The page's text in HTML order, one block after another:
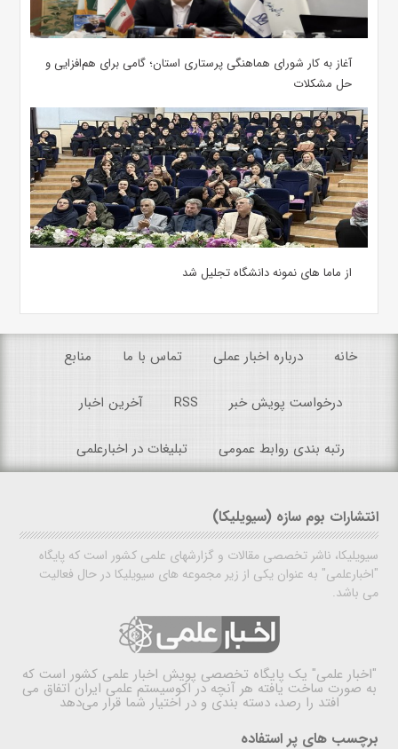
آغاز به کار شورای هماهنگی پرستاری استان؛ گامی برای هم‌افزایی و
حل مشکلات
از ماما های نمونه دانشگاه تجلیل شد
خانه درباره اخبار عملی تماس با ما منابع
درخواست پویش خبر RSS آخرین اخبار
رتبه بندی روابط عمومی تبلیغات در اخبارعلمی
انتشارات بوم سازه (سیویلیکا)
سیویلیکا، ناشر تخصصی مقالات و گزارشهای علمی کشور است که پایگاه
"اخبارعلمی" به عنوان یکی از زیر مجموعه های سیویلیکا در حال فعالیت
می باشد.
"اخبار علمی" یک پایگاه تخصصی پویش اخبار علمی کشور است که
به صورت ساخت یافته هر آنچه در اکوسیستم علمی ایران اتفاق می
افتد را رصد، دسته بندی و در اختیار شما قرار می‌دهد
برچسب های پر استفاده